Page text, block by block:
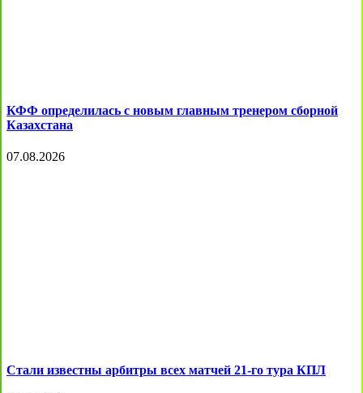
КФФ определилась с новым главным тренером сборной
Казахстана
07.08.2026
Стали известны арбитры всех матчей 21-го тура КПЛ